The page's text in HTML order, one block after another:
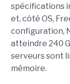
spécifications
et, côté OS,
configuration,
atteindre 240
serveurs sont
mémoire.